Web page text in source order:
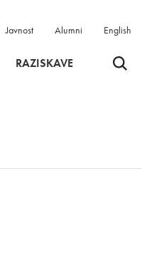
Javnost Alumni English
RAZISKAVE Odpri